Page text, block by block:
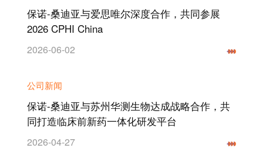
保诺-桑迪亚与爱思唯尔深度合作，共同参展
2026 CPHI China
2026-06-02
公司新闻
保诺-桑迪亚与苏州华测生物达成战略合作，共
同打造临床前新药一体化研发平台
2026-04-27